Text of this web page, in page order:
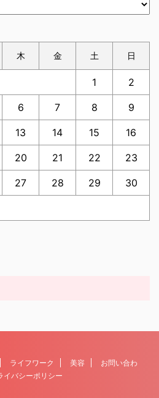
木 金 土 日
1 2
6 7 8 9
13 14 15 16
20 21 22 23
27 28 29 30
ライフワーク 美容
お問い合わ
イバシーポリシー